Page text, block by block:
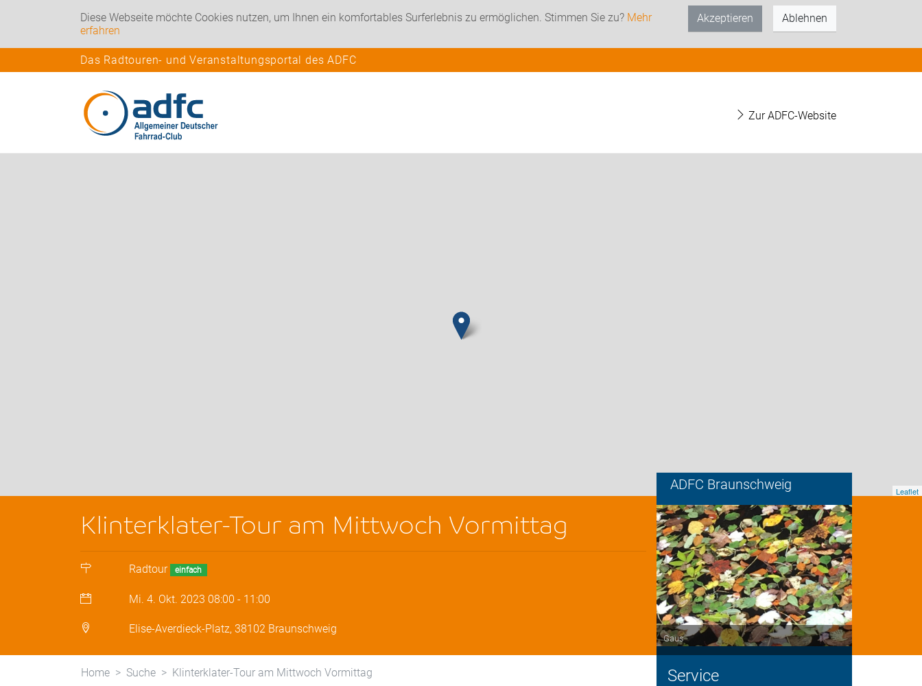
Diese Webseite möchte Cookies nutzen, um Ihnen ein komfortables Surferlebnis zu ermöglichen. Stimmen Sie zu? Mehr
erfahren
Akzeptieren Ablehnen
Das Radtouren- und Veranstaltungsportal des ADFC
Zur ADFC-Website
Leaflet
ADFC Braunschweig
Klinterklater-Tour am Mittwoch Vormittag
Radtour einfach
Mi. 4. Okt. 2023 08:00 - 11:00
Elise-Averdieck-Platz, 38102 Braunschweig
Gaus
Service
Home Suche Klinterklater-Tour am Mittwoch Vormittag